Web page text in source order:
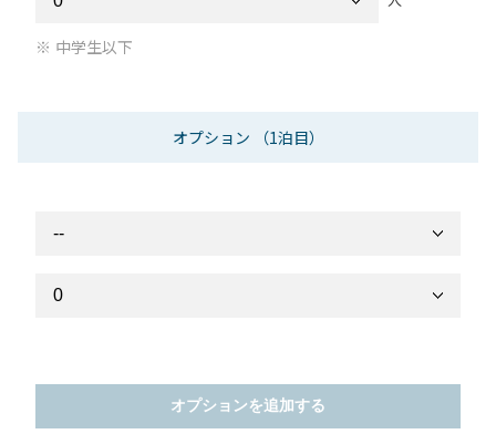
中学生以下
オプション （1泊目）
オプションを追加する